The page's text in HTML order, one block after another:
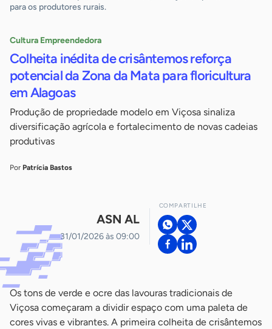
para os produtores rurais.
Cultura Empreendedora
Colheita inédita de crisântemos reforça
potencial da Zona da Mata para floricultura
em Alagoas
Produção de propriedade modelo em Viçosa sinaliza
diversificação agrícola e fortalecimento de novas cadeias
produtivas
Por Patrícia Bastos
ASN AL
31/01/2026 às 09:00
COMPARTILHE
Os tons de verde e ocre das lavouras tradicionais de
Viçosa começaram a dividir espaço com uma paleta de
cores vivas e vibrantes. A primeira colheita de crisântemos